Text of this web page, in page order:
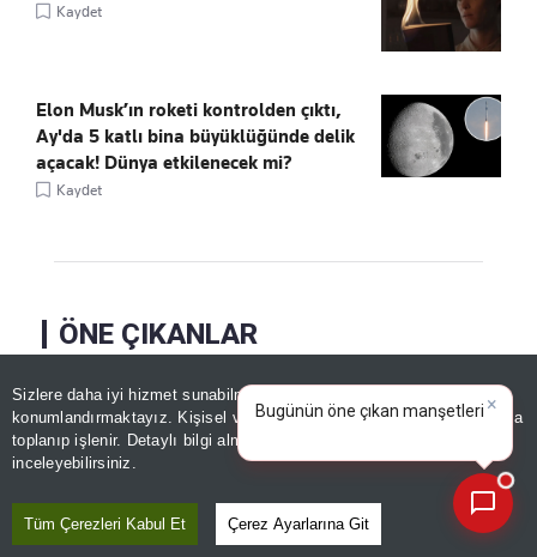
Sizlere daha iyi hizmet sunabilmek adına sitemizde
konumlandırmaktayız. Kişisel verileriniz, KVKK ve GDPR kapsamında
toplanıp işlenir. Detaylı bilgi almak için
inceleyebilirsiniz.
Tüm Çerezleri Kabul Et Çerez Ayarlarına Git
Kaydet
Elon Musk’ın roketi kontrolden çıktı,
Ay'da 5 katlı bina büyüklüğünde delik
açacak! Dünya etkilenecek mi?
Kaydet
ÖNE ÇIKANLAR
×
Bugünün öne çıkan manşetleri